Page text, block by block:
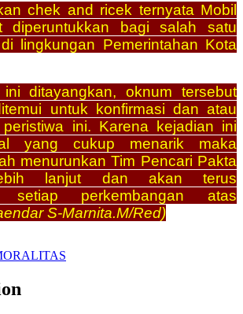
chek and ricek ternyata Mobil
diperuntukkan bagi salah satu
lingkungan Pemerintahan Kota
ditayangkan, oknum tersebut
untuk konfirmasi dan atau
ini. Karena kejadian ini
yang cukup menarik maka
menurunkan Tim Pencari Pakta
lanjut dan akan terus
setiap perkembangan atas
S-Marnita.M/Red)